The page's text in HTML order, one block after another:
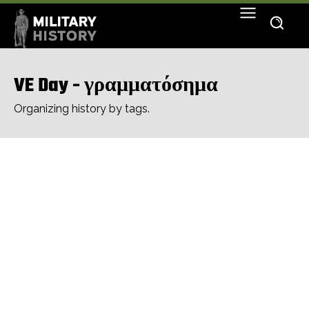
VE Day - γραμματόσημα
Organizing history by tags.